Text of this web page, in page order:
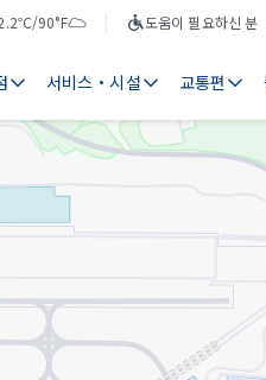
90°F 도움이 필요하신 분
서비스・시설 교통편